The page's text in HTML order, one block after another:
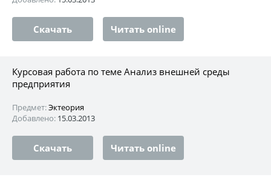
Скачать Читать online
Курсовая работа по теме Анализ внешней среды
предприятия
Предмет:Эктеория
Добавлено: 15.03.2013
Скачать Читать online